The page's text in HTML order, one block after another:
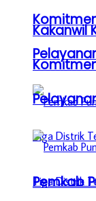
Pemkab
Kakanwil